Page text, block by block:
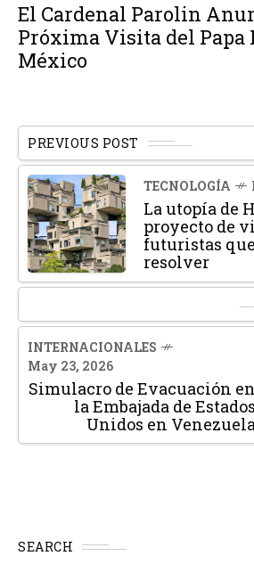
El Cardenal Parolin
Próxima Visita del Papa
México
PREVIOUS POST
TECNOLOGÍA
La utopía de
proyecto de
futuristas
resolver
INTERNACIONALES
May 23, 2026
Simulacro de Evacuación en
la Embajada de Estados
Unidos en
SEARCH